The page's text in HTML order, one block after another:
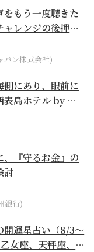
をもう一度聴きた
ャレンジの後押し
パン株式会社)
側にあり、眼前に
表島ホテル by 星
、『守るお金』の
討
銀行)
開運星占い（8/3～
女座、天秤座、蠍